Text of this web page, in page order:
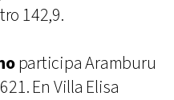
142,9.
participa Aramburu
En Villa Elisa